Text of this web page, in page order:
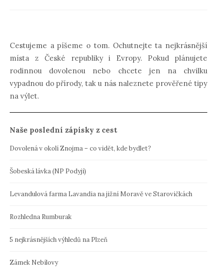
Cestujeme a píšeme o tom. Ochutnejte ta nejkrásnější
místa z České republiky i Evropy. Pokud plánujete
rodinnou dovolenou nebo chcete jen na chvilku
vypadnou do přírody, tak u nás naleznete prověřené tipy
na výlet.
Naše poslední zápisky z cest
Dovolená v okolí Znojma – co vidět, kde bydlet?
Šobeská lávka (NP Podyjí)
Levandulová farma Lavandia na jižní Moravě ve Starovičkách
Rozhledna Rumburak
5 nejkrásnějších výhledů na Plzeň
Zámek Nebílovy